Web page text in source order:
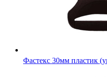
Фастекс 30мм пластик